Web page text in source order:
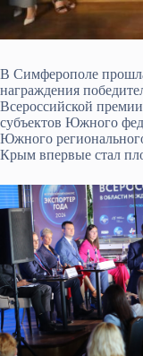
В Симферополе
награждения
Всероссийской
субъектов Южного
Южного
Крым впервые стал